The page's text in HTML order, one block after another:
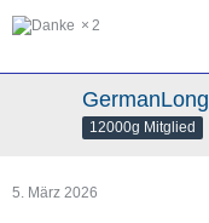
2
GermanLong
12000g Mitglied
5. März 2026